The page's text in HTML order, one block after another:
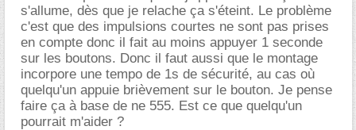
s'allume, dès que je relache ça s'éteint. Le problème
c'est que des impulsions courtes ne sont pas prises
en compte donc il fait au moins appuyer 1 seconde
sur les boutons. Donc il faut aussi que le montage
incorpore une tempo de 1s de sécurité, au cas où
quelqu'un appuie brièvement sur le bouton. Je pense
faire ça à base de ne 555. Est ce que quelqu'un
pourrait m'aider ?